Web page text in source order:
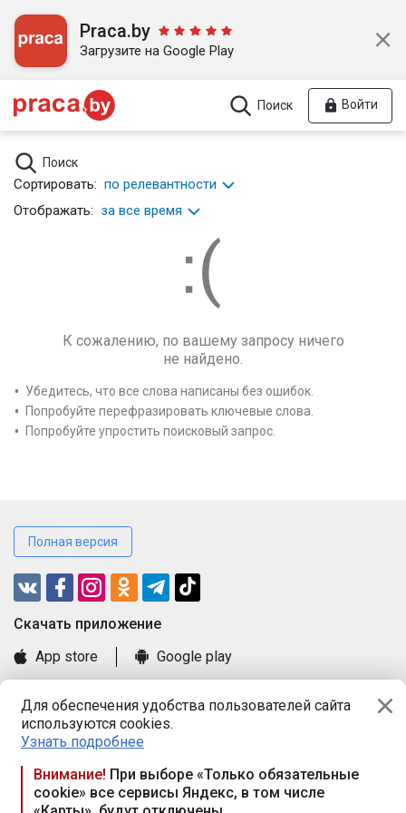
Для обеспечения удобства пользователей сайта
используются cookies.
Узнать подробнее
Внимание! При выборе «Только обязательные
cookie» все сервисы Яндекс, в том числе
Praca.by
Загрузите на Google Play
Поиск Войти
Поиск
Сортировать: по релевантности
Отображать: за все время
К сожалению, по вашему запросу ничего
не найдено.
Убедитесь, что все слова написаны без ошибок.
Попробуйте перефразировать ключевые слова.
Попробуйте упростить поисковый запрос.
Полная версия
Cкачать приложение
App store
Google play
Книга замечаний и предложений
Правила и документы
Praca.by © 2000—2026, ООО «ПРАЦА БАЙ»
Республика Беларусь, 220114, г. Минск, пр-т Независимости
117а, пом. № 9.